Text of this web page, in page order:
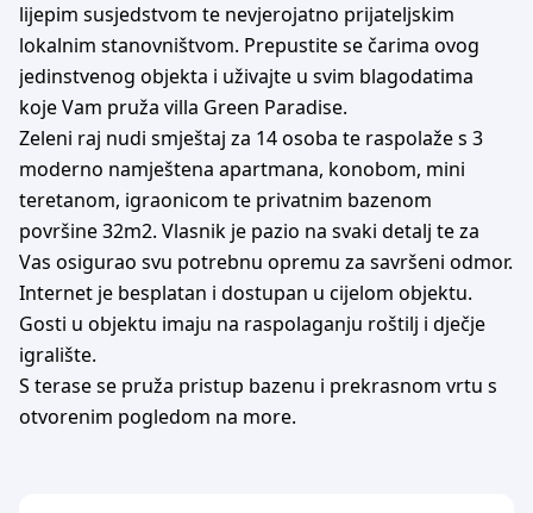
lijepim susjedstvom te nevjerojatno prijateljskim
lokalnim stanovništvom. Prepustite se čarima ovog
jedinstvenog objekta i uživajte u svim blagodatima
koje Vam pruža villa Green Paradise.
Zeleni raj nudi smještaj za 14 osoba te raspolaže s 3
moderno namještena apartmana, konobom, mini
teretanom, igraonicom te privatnim bazenom
površine 32m2. Vlasnik je pazio na svaki detalj te za
Vas osigurao svu potrebnu opremu za savršeni odmor.
Internet je besplatan i dostupan u cijelom objektu.
Gosti u objektu imaju na raspolaganju roštilj i dječje
igralište.
S terase se pruža pristup bazenu i prekrasnom vrtu s
otvorenim pogledom na more.